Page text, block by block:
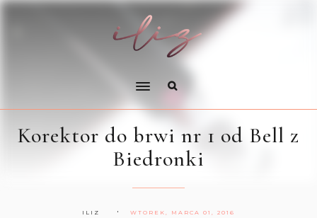
Korektor do brwi nr 1 od Bell z
Biedronki
ILIZ WTOREK, MARCA 01, 2016